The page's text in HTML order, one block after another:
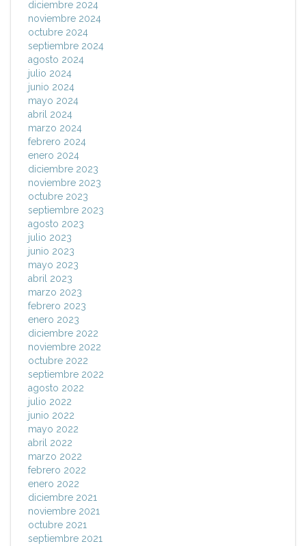
diciembre 2024
noviembre 2024
octubre 2024
septiembre 2024
agosto 2024
julio 2024
junio 2024
mayo 2024
abril 2024
marzo 2024
febrero 2024
enero 2024
diciembre 2023
noviembre 2023
octubre 2023
septiembre 2023
agosto 2023
julio 2023
junio 2023
mayo 2023
abril 2023
marzo 2023
febrero 2023
enero 2023
diciembre 2022
noviembre 2022
octubre 2022
septiembre 2022
agosto 2022
julio 2022
junio 2022
mayo 2022
abril 2022
marzo 2022
febrero 2022
enero 2022
diciembre 2021
noviembre 2021
octubre 2021
septiembre 2021